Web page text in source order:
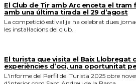
El Club de Tir amb Arc enceta el tram
amb una última tirada el 29 d’agost
La competició estival ja ha celebrat dues
les instal·lacions del club.
El turista que visita el Baix Llobregat
experiències d’oci, una oportunitat
L'informe del Perfil del Turista 2025 obre